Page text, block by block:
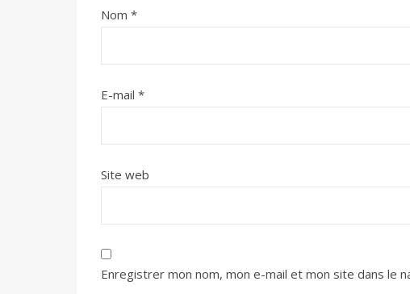
Nom *
E-mail *
Site web
Enregistrer mon nom, mon e-mail et mon site dans le